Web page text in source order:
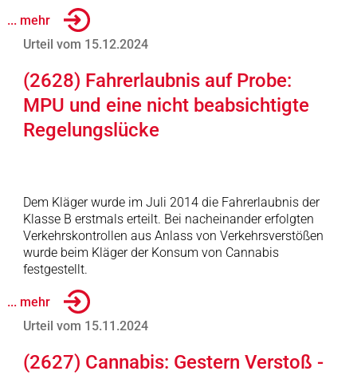
... mehr
Urteil vom 15.12.2024
(2628) Fahrerlaubnis auf Probe:
MPU und eine nicht beabsichtigte
Regelungslücke
Dem Kläger wurde im Juli 2014 die Fahrerlaubnis der
Klasse B erstmals erteilt. Bei nacheinander erfolgten
Verkehrskontrollen aus Anlass von Verkehrsverstößen
wurde beim Kläger der Konsum von Cannabis
festgestellt.
... mehr
Urteil vom 15.11.2024
(2627) Cannabis: Gestern Verstoß -